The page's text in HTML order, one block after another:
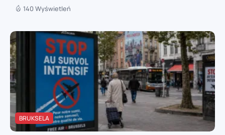
140 Wyświetleń
BRUKSELA